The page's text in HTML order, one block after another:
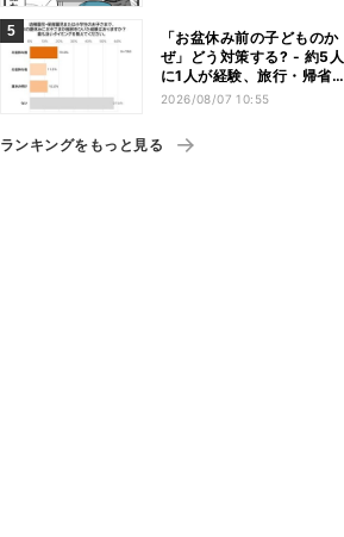
「お盆休み前の子どものか
ぜ」どう対策する? - 約5人
に1人が経験、旅行・帰省へ
の影響も
2026/08/07 10:55
ランキングをもっと見る